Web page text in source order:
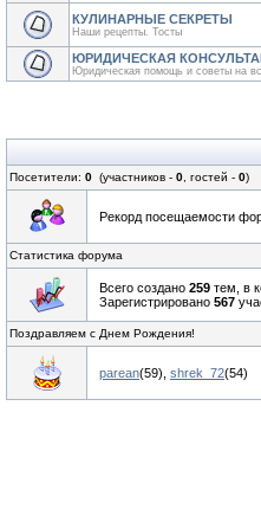
КУЛИНАРНЫЕ СЕКРЕТЫ
Наши рецепты. Тосты
ЮРИДИЧЕСКАЯ
Юридическая помощь и советы на
Посетители: 0 (участников - 0 , гостей - 0)
Рекорд посещаемости
Статистика форума
Всего создано 259 тем, в
Зарегистрировано 567
Поздравляем с Днем Рождения!
parean(59) shrek_72(54)